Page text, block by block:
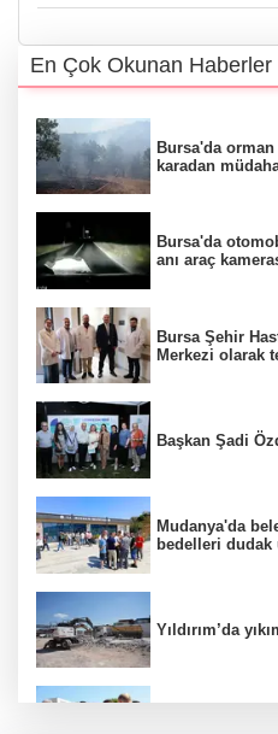
En Çok Okunan Haberler
Bursa'da orman
karadan
Bursa'da
anı araç
Bursa Şehir
Merkezi olarak
Başkan Şadi
Mudanya'da
bedelleri dudak
Yıldırım’da